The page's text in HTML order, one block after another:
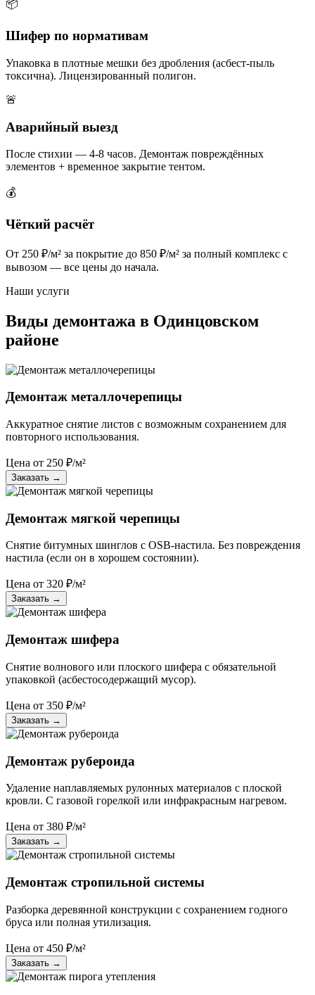
📦
Шифер по нормативам
Упаковка в плотные мешки без дробления (асбест-пыль
токсична). Лицензированный полигон.
🚨
Аварийный выезд
После стихии — 4-8 часов. Демонтаж повреждённых
элементов + временное закрытие тентом.
💰
Чёткий расчёт
От 250 ₽/м² за покрытие до 850 ₽/м² за полный комплекс с
вывозом — все цены до начала.
Наши услуги
Виды демонтажа в Одинцовском
районе
Демонтаж металлочерепицы
Аккуратное снятие листов с возможным сохранением для
повторного использования.
Цена от 250 ₽/м²
Заказать →
Демонтаж мягкой черепицы
Снятие битумных шинглов с OSB-настила. Без повреждения
настила (если он в хорошем состоянии).
Цена от 320 ₽/м²
Заказать →
Демонтаж шифера
Снятие волнового или плоского шифера с обязательной
упаковкой (асбестосодержащий мусор).
Цена от 350 ₽/м²
Заказать →
Демонтаж рубероида
Удаление наплавляемых рулонных материалов с плоской
кровли. С газовой горелкой или инфракрасным нагревом.
Цена от 380 ₽/м²
Заказать →
Демонтаж стропильной системы
Разборка деревянной конструкции с сохранением годного
бруса или полная утилизация.
Цена от 450 ₽/м²
Заказать →